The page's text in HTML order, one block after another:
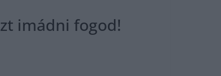
imádni fogod!